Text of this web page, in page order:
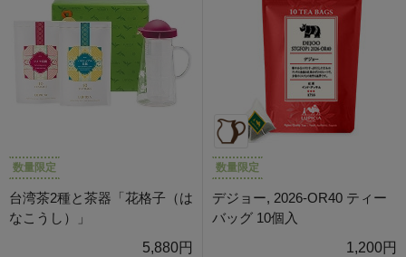
数量限定
台湾茶2種と茶器「花格子（は
なこうし）」
5,880円
数量限定
デジョー, 2026-OR40 ティー
バッグ 10個入
1,200円